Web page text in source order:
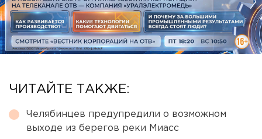
ЧИТАЙТЕ ТАКЖЕ:
Челябинцев предупредили о возможном
выходе из берегов реки Миасс